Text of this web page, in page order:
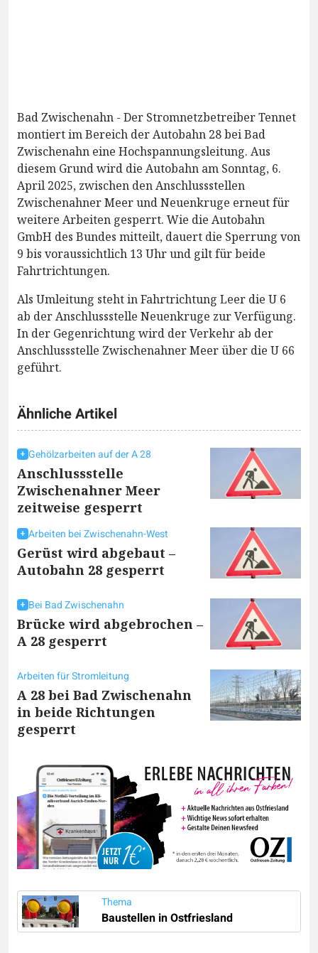
Bad Zwischenahn - Der Stromnetzbetreiber Tennet
montiert im Bereich der Autobahn 28 bei Bad
Zwischenahn eine Hochspannungsleitung. Aus
diesem Grund wird die Autobahn am Sonntag, 6.
April 2025, zwischen den Anschlussstellen
Zwischenahner Meer und Neuenkruge erneut für
weitere Arbeiten gesperrt. Wie die Autobahn
GmbH des Bundes mitteilt, dauert die Sperrung von
9 bis voraussichtlich 13 Uhr und gilt für beide
Fahrtrichtungen.
Als Umleitung steht in Fahrtrichtung Leer die U 6
ab der Anschlussstelle Neuenkruge zur Verfügung.
In der Gegenrichtung wird der Verkehr ab der
Anschlussstelle Zwischenahner Meer über die U 66
geführt.
Ähnliche Artikel
Gehölzarbeiten auf der A 28
Anschlussstelle
Zwischenahner Meer
zeitweise gesperrt
Arbeiten bei Zwischenahn-West
Gerüst wird abgebaut –
Autobahn 28 gesperrt
Bei Bad Zwischenahn
Brücke wird abgebrochen –
A 28 gesperrt
Arbeiten für Stromleitung
A 28 bei Bad Zwischenahn
in beide Richtungen
gesperrt
Thema
Baustellen in Ostfriesland